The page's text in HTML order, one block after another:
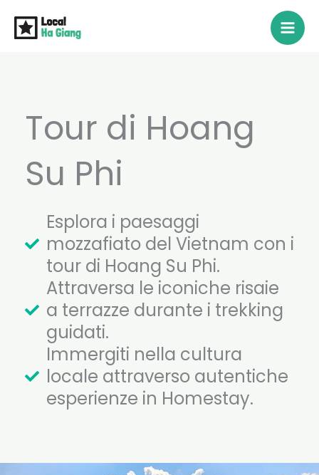
Tour di Hoang
Su Phi
Esplora i paesaggi
mozzafiato del Vietnam con i
tour di Hoang Su Phi.
Attraversa le iconiche risaie
a terrazze durante i trekking
guidati.
Immergiti nella cultura
locale attraverso autentiche
esperienze in Homestay.